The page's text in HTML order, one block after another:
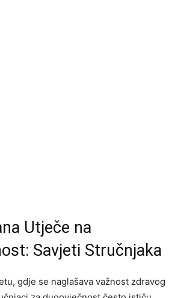
Utječe na
Savjeti Stručnjaka
gdje se naglašava važnost zdravog